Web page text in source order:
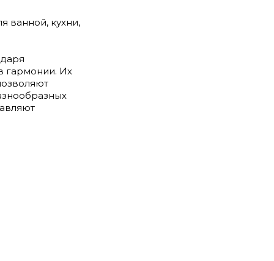
ванной, кухни,
гармонии. Их